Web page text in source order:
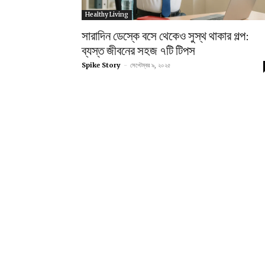
Healthy Living
সারাদিন ডেস্কে বসে থেকেও সুস্থ থাকার গল্প:
ব্যস্ত জীবনের সহজ ৭টি টিপস
Spike Story - সেপ্টেম্বর ৯, ২০২৫